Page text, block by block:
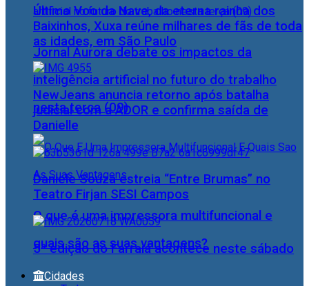
Jornal Aurora debate os impactos da
inteligência artificial no futuro do trabalho
nesta terça (09)
O que é uma impressora multifuncional e
quais são as suas vantagens?
Último Voo da Nave, da eterna rainha dos
Baixinhos, Xuxa reúne milhares de fãs de toda
as idades, em São Paulo
NewJeans anuncia retorno após batalha
judicial com a ADOR e confirma saída de
Danielle
Daniele Souza estreia “Entre Brumas” no
Teatro Firjan SESI Campos
5ª edição do Farraiá acontece neste sábado
Cidades